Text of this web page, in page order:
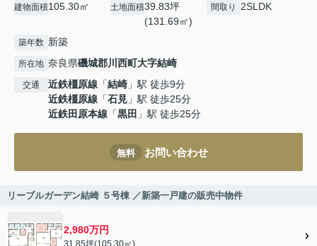
建物面積105.30㎡ 土地面積39.83坪
(131.69㎡)
間取り 2SLDK
築年数 新築
所在地 奈良県磯城郡川西町大字結崎
交通 近鉄橿原線 「結崎 」駅 徒歩9分
近鉄橿原線 「石見 」駅 徒歩25分
近鉄田原本線 「黒田 」駅 徒歩25分
無料 お問い合わせ
リーブルガーデン結崎 ５号棟 ／新築一戸建の販売中物件
2,980万円
31.85坪(105.30㎡)